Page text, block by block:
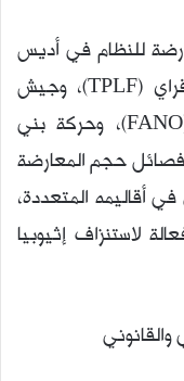
للنظام في أديس
أبابا، مثل الجبهة الشعبية لتحرير تقراي (TPLF)، وجيش
تحرير أورومو (OLA)، وقوات فانو (FANO)، وحركة بني
حجم المعارضة
أقاليمه المتعددة،
لاستنزاف إثيوبيا